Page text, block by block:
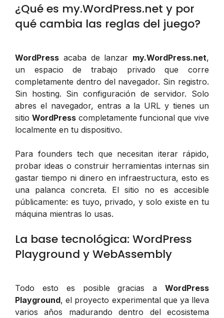
¿Qué es my.WordPress.net y por
qué cambia las reglas del juego?
WordPress acaba de lanzar my.WordPress.net,
un espacio de trabajo privado que corre
completamente dentro del navegador. Sin registro.
Sin hosting. Sin configuración de servidor. Solo
abres el navegador, entras a la URL y tienes un
sitio WordPress completamente funcional que vive
localmente en tu dispositivo.
Para founders tech que necesitan iterar rápido,
probar ideas o construir herramientas internas sin
gastar tiempo ni dinero en infraestructura, esto es
una palanca concreta. El sitio no es accesible
públicamente: es tuyo, privado, y solo existe en tu
máquina mientras lo usas.
La base tecnológica: WordPress
Playground y WebAssembly
Todo esto es posible gracias a WordPress
Playground, el proyecto experimental que ya lleva
varios años madurando dentro del ecosistema